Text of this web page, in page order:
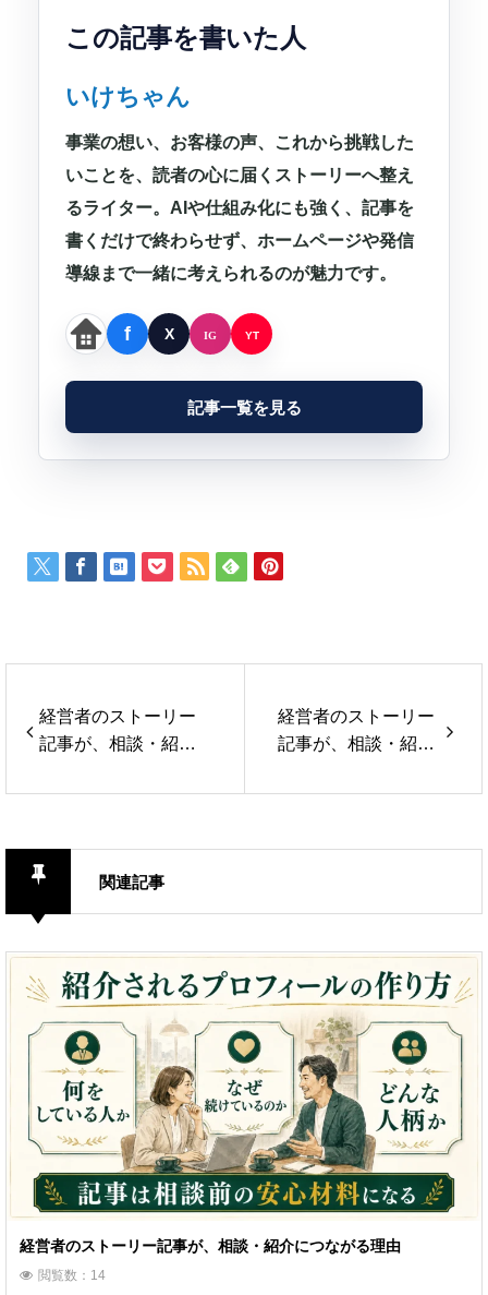
この記事を書いた人
いけちゃん
事業の想い、お客様の声、これから挑戦した
いことを、読者の心に届くストーリーへ整え
るライター。AIや仕組み化にも強く、記事を
書くだけで終わらせず、ホームページや発信
導線まで一緒に考えられるのが魅力です。
記事一覧を見る
経営者のストーリー
記事が、相談・紹介
経営者のストーリー
記事が、相談・紹介
関連記事
経営者のストーリー記事が、相談・紹介につながる理由
閲覧数：14